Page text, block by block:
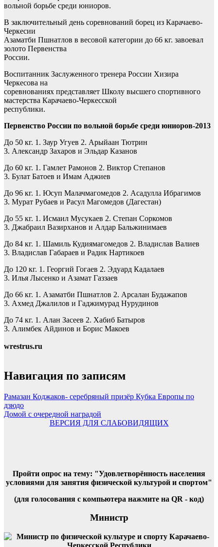
вольной борьбе среди юниоров.
В заключительный день соревнований борец из Карачаево-
Черкесии
Азаматби Пшнатлов в весовой категории до 66 кг. завоевал
золото Первенства
России.
Воспитанник Заслуженного тренера России Хизира
Черкесова на
соревнованиях представляет Школу высшего спортивного
мастерства Карачаево-Черкесской
республики.
Первенство России по вольной борьбе среди юниоров-2013
До 50 кг. 1. Заур Угуев 2. Арыйаан Тютрин
3. Александр Захаров и Эльдар Казанов
До 60 кг. 1. Гамлет Рамонов 2. Виктор Степанов
3. Булат Батоев и Имам Аджиев
До 96 кг. 1. Юсуп Малачмагомедов 2. Асадулла Ибрагимов
3. Мурат Рубаев и Расул Магомедов (Дагестан)
До 55 кг. 1. Исмаил Мусукаев 2. Степан Соркомов
3. Джабраил Вазирханов и Алдар Бальжинимаев
До 84 кг. 1. Шамиль Кудиямагомедов 2. Владислав Валиев
3. Владислав Габараев и Радик Нартикоев
До 120 кг. 1. Георгий Гогаев 2. Эдуард Кадалаев
3. Илья Лысенко и Азамат Газзаев
До 66 кг. 1. Азаматби Пшнатлов 2. Арсалан Будажапов
3. Ахмед Джалилов и Гаджимурад Нурудинов
До 74 кг. 1. Алан Засеев 2. Хабиб Батыров
3. Алимбек Айдинов и Борис Макоев
wrestrus.ru
Навигация по записям
Рамазан Коджаков- серебряный призёр Кубка Европы по
дзюдо
Домой с очередной наградой
ВЕРСИЯ ДЛЯ СЛАБОВИДЯЩИХ
Пройти опрос на тему: "Удовлетворённость населения
условиями для занятия физической культурой и спортом"
(для голосования с компьютера нажмите на QR - код)
Министр